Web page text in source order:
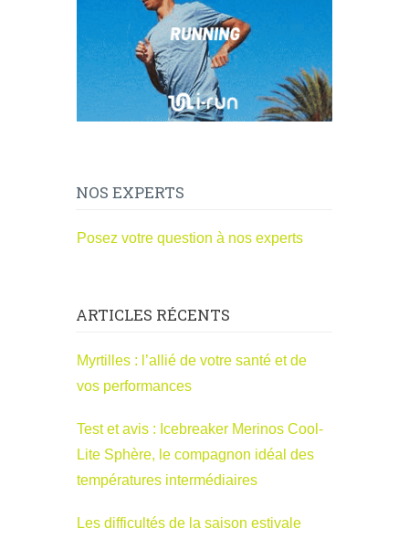
NOS EXPERTS
Posez votre question à nos experts
ARTICLES RÉCENTS
Myrtilles : l’allié de votre santé et de
vos performances
Test et avis : Icebreaker Merinos Cool-
Lite Sphère, le compagnon idéal des
températures intermédiaires
Les difficultés de la saison estivale